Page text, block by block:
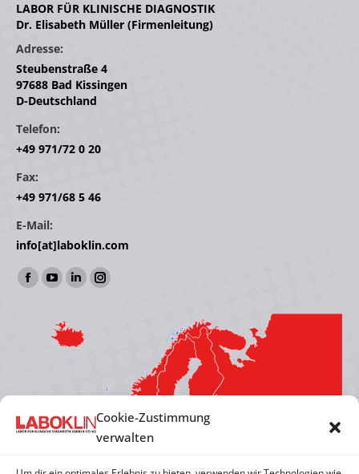
Cookie-Zustimmung
verwalten
LABOR FÜR KLINISCHE DIAGNOSTIK
Dr. Elisabeth Müller (Firmenleitung)
Adresse:
Steubenstraße 4
97688 Bad Kissingen
D-Deutschland
Telefon:
+49 971/72 0 20
Fax:
+49 971/68 5 46
E-Mail:
info[at]laboklin.com
Finden Sie uns auf:
Facebook
opens
YouTube
opens
in
Linkedin
opens
in
window
Instagram
window